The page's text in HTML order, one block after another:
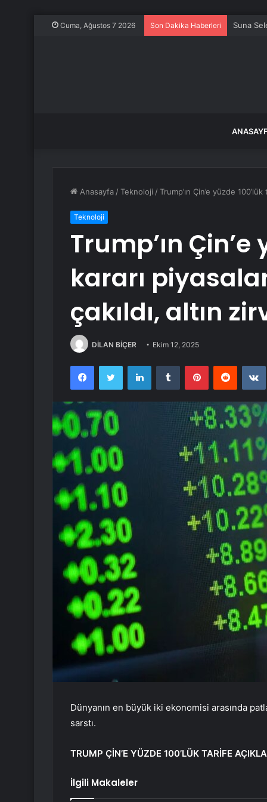
Cuma, Ağustos 7 2026 Son Dakika Haberleri Fransa
Anasayfa /Teknoloji /Trump’ın Çin’e yüzde
Teknoloji
Trump’ın
kararı
çakıldı, altın
DİLAN BİÇER Ekim 12, 2025
FacebookTwitter LinkedInTumblr PinterestReddit
Dünyanın en büyük iki ekonomisi arasında
sarstı.
TRUMP ÇİN’E YÜZDE 100’LÜK TARİFE
İlgili Makaleler